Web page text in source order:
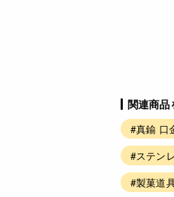
関連商品
#真鍮 口
#ステン
#製菓道